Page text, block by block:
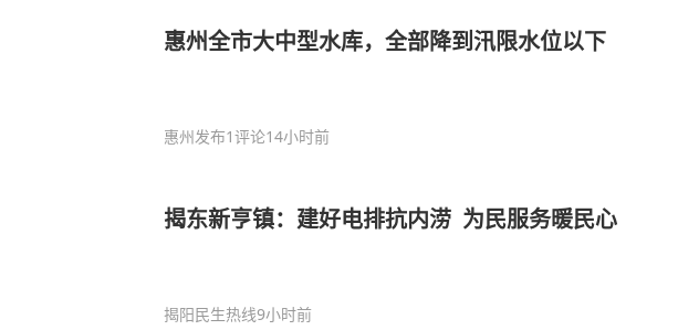
惠州全市大中型水库，全部降到汛限水位以下
惠州发布1评论14小时前
揭东新亨镇：建好电排抗内涝 为民服务暖民心
揭阳民生热线9小时前